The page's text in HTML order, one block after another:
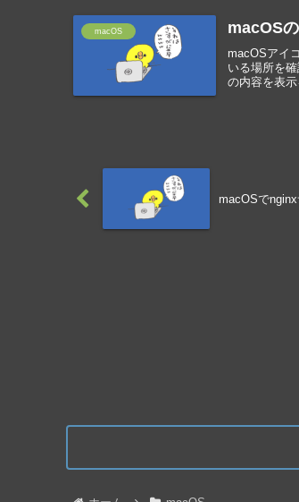
macOS macOS
macOSアイ
いる場所を
の内容を表
macOSで